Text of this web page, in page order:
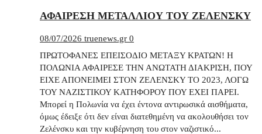
ΑΦΑΙΡΕΣΗ ΜΕΤΑΛΛΙΟΥ ΤΟΥ ΖΕΛΕΝΣΚΥ
08/07/2026 truenews.gr 0
ΠΡΩΤΟΦΑΝΕΣ ΕΠΕΙΣΟΔΙΟ ΜΕΤΑΞΥ ΚΡΑΤΩΝ! Η
ΠΟΛΩΝΙΑ ΑΦΑΙΡΕΣΕ ΤΗΝ ΑΝΩΤΑΤΗ ΔΙΑΚΡΙΣΗ, ΠΟΥ
ΕΙΧΕ ΑΠΟΝΕΙΜΕΙ ΣΤΟΝ ΖΕΛΕΝΣΚΥ ΤΟ 2023, ΛΟΓΩ
ΤΟΥ ΝΑΖΙΣΤΙΚΟΥ ΚΑΤΗΦΟΡΟΥ ΠΟΥ ΕΧΕΙ ΠΑΡΕΙ.
Μπορεί η Πολωνία να έχει έντονα αντιρωσικά αισθήματα,
όμως έδειξε ότι δεν είναι διατεθημένη να ακολουθήσει τον
Ζελένσκυ και την κυβέρνηση του στον ναζιστικό...